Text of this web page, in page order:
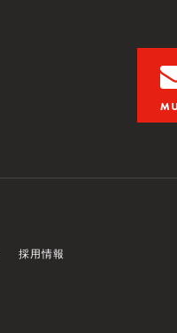
採用情報